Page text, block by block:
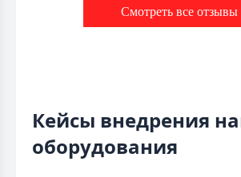
Смотреть все отзывы
Кейсы внедрения
оборудования